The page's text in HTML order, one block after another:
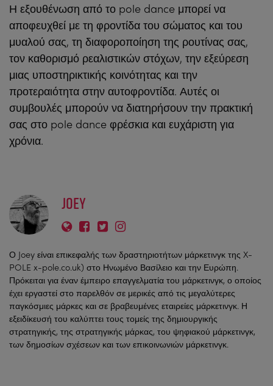
Η εξουθένωση από το pole dance μπορεί να
αποφευχθεί με τη φροντίδα του σώματος και του
μυαλού σας, τη διαφοροποίηση της ρουτίνας σας,
τον καθορισμό ρεαλιστικών στόχων, την εξεύρεση
μιας υποστηρικτικής κοινότητας και την
προτεραιότητα στην αυτοφροντίδα. Αυτές οι
συμβουλές μπορούν να διατηρήσουν την πρακτική
σας στο pole dance φρέσκια και ευχάριστη για
χρόνια.
JOEY
Ο Joey είναι επικεφαλής των δραστηριοτήτων μάρκετινγκ της X-
POLE x-pole.co.uk) στο Ηνωμένο Βασίλειο και την Ευρώπη.
Πρόκειται για έναν έμπειρο επαγγελματία του μάρκετινγκ, ο οποίος
έχει εργαστεί στο παρελθόν σε μερικές από τις μεγαλύτερες
παγκόσμιες μάρκες και σε βραβευμένες εταιρείες μάρκετινγκ. Η
εξειδίκευσή του καλύπτει τους τομείς της δημιουργικής
στρατηγικής, της στρατηγικής μάρκας, του ψηφιακού μάρκετινγκ,
των δημοσίων σχέσεων και των επικοινωνιών μάρκετινγκ.